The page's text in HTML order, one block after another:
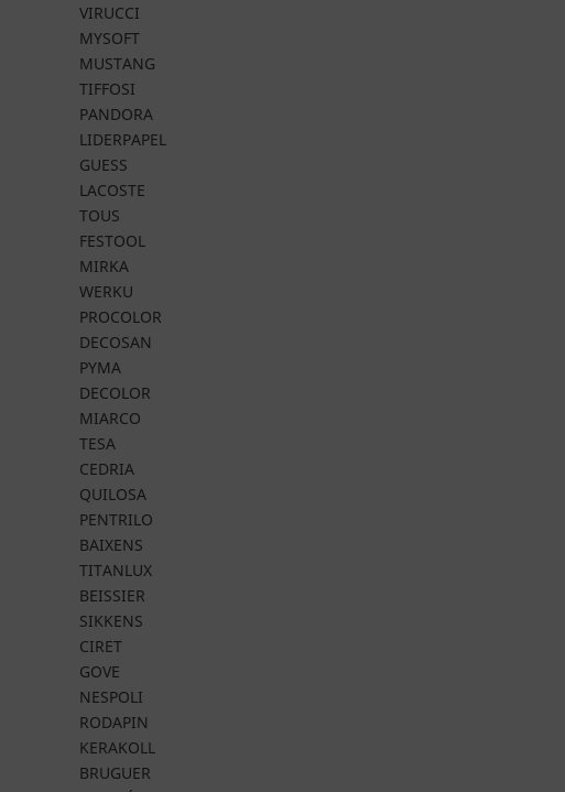
VIRUCCI
MYSOFT
MUSTANG
TIFFOSI
PANDORA
LIDERPAPEL
GUESS
LACOSTE
TOUS
FESTOOL
MIRKA
WERKU
PROCOLOR
DECOSAN
PYMA
DECOLOR
MIARCO
TESA
CEDRIA
QUILOSA
PENTRILO
BAIXENS
TITANLUX
BEISSIER
SIKKENS
CIRET
GOVE
NESPOLI
RODAPIN
KERAKOLL
BRUGUER